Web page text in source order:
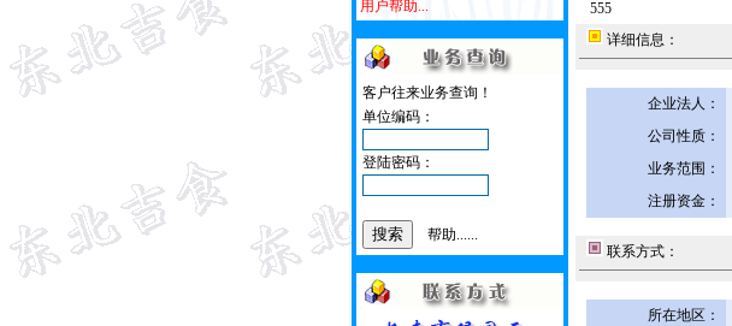
用户帮助...
客户往来业务查询！
单位编码：
登陆密码：
帮助......
555
详细信息：
企业法人：
公司性质：
业务范围：
注册资金：
联系方式：
所在地区：